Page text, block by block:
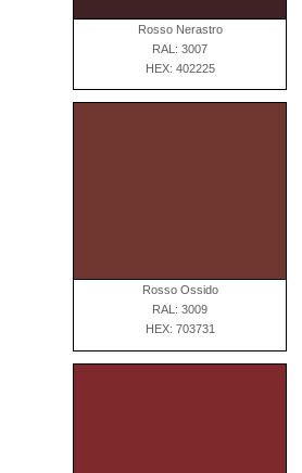
Rosso Nerastro
RAL: 3007
HEX: 402225
Rosso Ossido
RAL: 3009
HEX: 703731